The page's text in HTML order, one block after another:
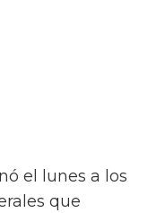
el lunes a los
que